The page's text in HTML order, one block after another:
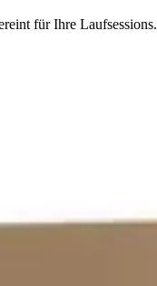
für Ihre Laufsessions.